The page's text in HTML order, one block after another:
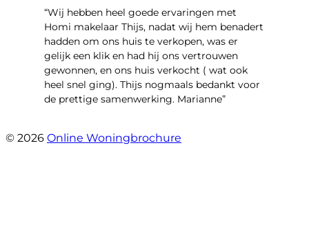
“Wij hebben heel goede ervaringen met
Homi makelaar Thijs, nadat wij hem benadert
hadden om ons huis te verkopen, was er
gelijk een klik en had hij ons vertrouwen
gewonnen, en ons huis verkocht ( wat ook
heel snel ging). Thijs nogmaals bedankt voor
de prettige samenwerking. Marianne”
© 2026 Online Woningbrochure